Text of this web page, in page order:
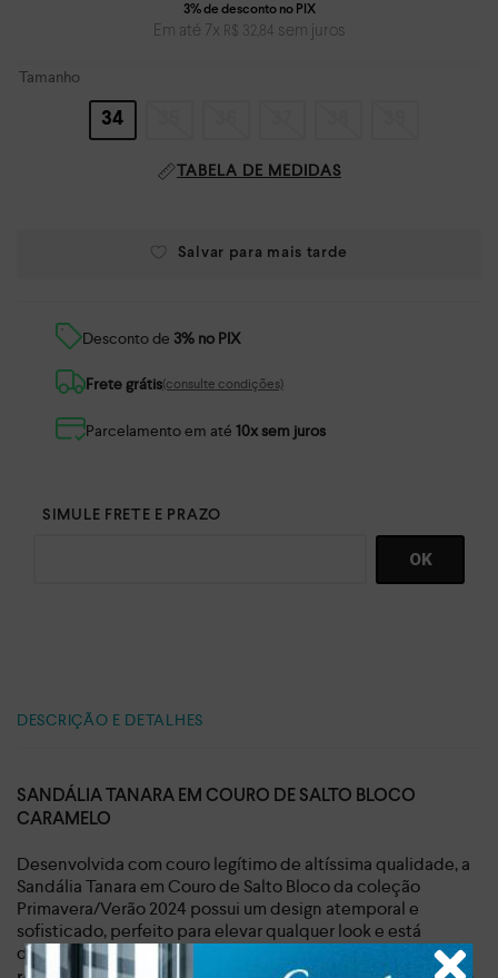
Em até 7x R$ 32,84 sem juros
Tamanho
34
TABELA DE MEDIDAS
Desconto de 3% no PIX
Frete grátis(consulte condições)
Parcelamento em até 10x sem juros
DESCRIÇÃO E DETALHES
SANDÁLIA TANARA EM COURO DE SALTO BLOCO
CARAMELO
Desenvolvida com couro legítimo de altíssima qualidade, a
Sandália Tanara em Couro de Salto Bloco da coleção
Primavera/Verão 2024 possui um design atemporal e
sofisticado, perfeito para elevar qualquer look e está
disponível na cor caramelo.